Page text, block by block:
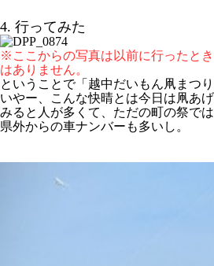
4. 行ってみた
※ここからの写真は以前に行ったと
はありません。
ということで「越中だいもん凧まつ
いやー、こんな快晴とは今日は凧あ
みると人が多くて、ただの町の祭で
県外からの車ナンバーも多いし。